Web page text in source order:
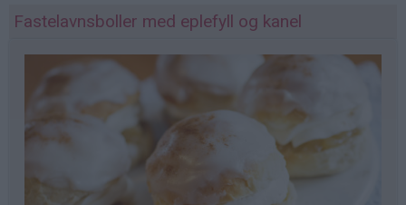
Fastelavnsboller med eplefyll og kanel